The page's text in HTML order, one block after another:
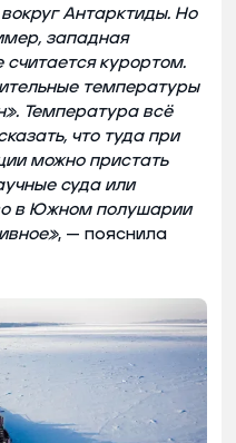
Антарктиды. Но
западная
курортом.
температуры
Температура всё
что туда при
можно пристать
суда или
в Южном полушарии
, — пояснила